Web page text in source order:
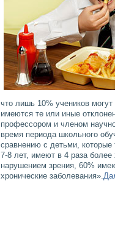
что лишь 10% учеников
имеются те или иные
профессором и членом
время периода школьного
сравнению с детьми,
7-8 лет, имеют в 4 раза
нарушением зрения, 60%
хронические заболевания».